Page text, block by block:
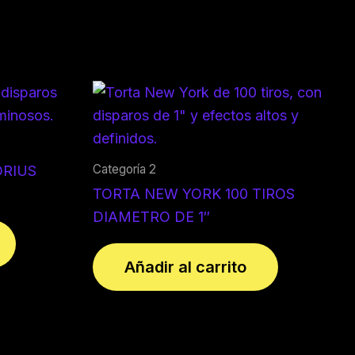
Categoría 2
TORTA NEW YORK 100 TIROS
DIAMETRO DE 1″
Añadir al carrito